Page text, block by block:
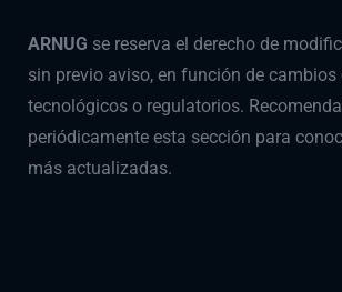
ARNUG se reserva el derecho de
sin previo aviso, en función de cambios
tecnológicos o regulatorios.
periódicamente esta sección para
más actualizadas.